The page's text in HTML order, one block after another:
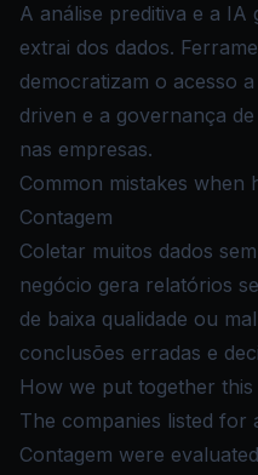
A análise preditiva e a IA
extrai dos dados.
democratizam o acesso
driven e a governança
nas empresas.
Common mistakes when
Contagem
Coletar muitos dados
negócio gera relatórios
de baixa qualidade ou
conclusões erradas e
How we put together this
The companies listed for
Contagem were